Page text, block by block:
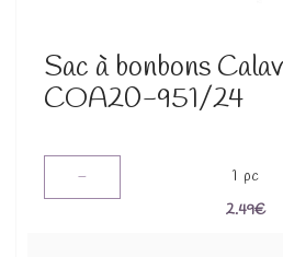
Sac à bonbons
COA20-951/24
- 1 pc
2.49€